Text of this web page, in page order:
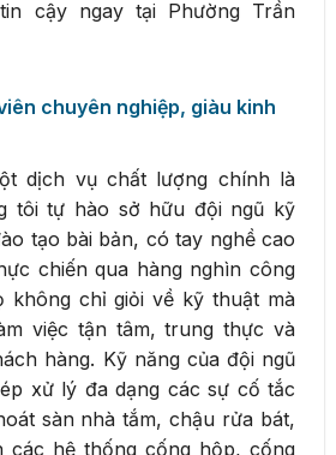
cậy ngay tại Phường Trần
chuyên nghiệp, giàu kinh
dịch vụ chất lượng chính là
tôi tự hào sở hữu đội ngũ kỹ
tạo bài bản, có tay nghề cao
chiến qua hàng nghìn công
không chỉ giỏi về kỹ thuật mà
việc tận tâm, trung thực và
hàng. Kỹ năng của đội ngũ
xử lý đa dạng các sự cố tắc
sàn nhà tắm, chậu rửa bát,
các hệ thống cống hộp, cống